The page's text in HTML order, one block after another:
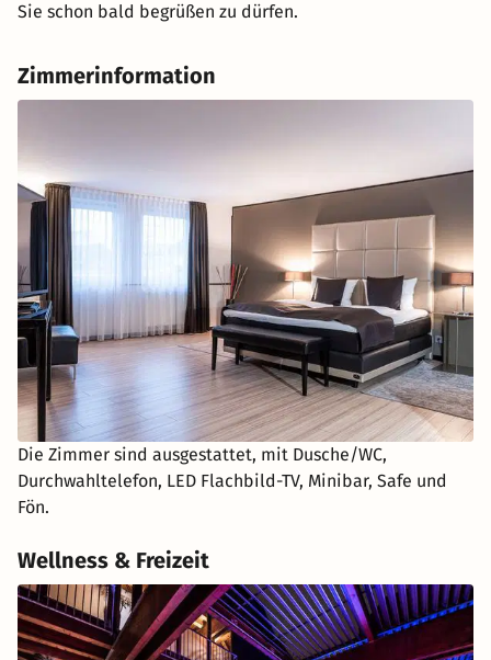
Sie schon bald begrüßen zu dürfen.
Zimmerinformation
Die Zimmer sind ausgestattet, mit Dusche/WC,
Durchwahltelefon, LED Flachbild-TV, Minibar, Safe und
Fön.
Wellness & Freizeit